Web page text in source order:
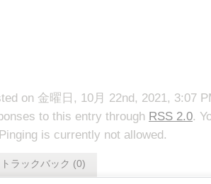
on 金曜日, 10月 22nd, 2021, 3:07
to this entry through RSS 2.0.
is currently not allowed.
トラックバック (0)